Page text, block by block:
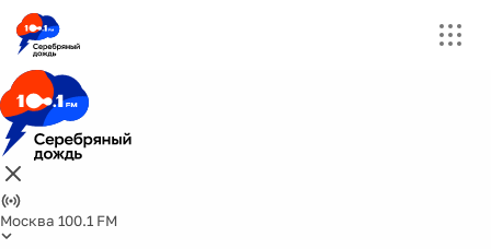
Москва 100.1 FM